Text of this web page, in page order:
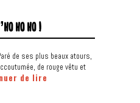
HO HO !
de ses plus beaux atours,
de rouge vêtu et
de lire